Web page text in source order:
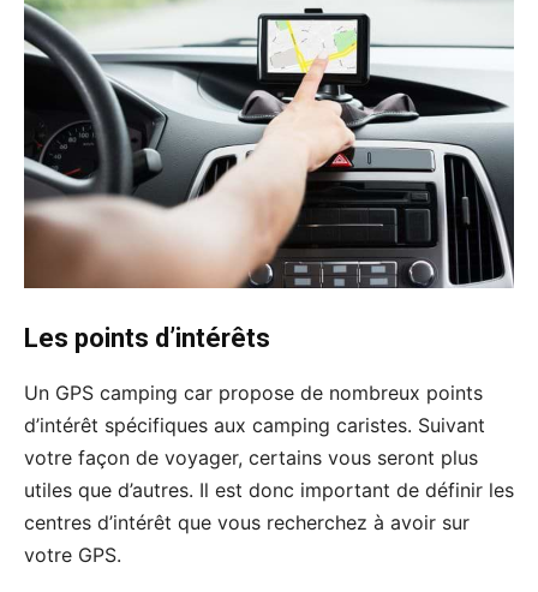
Les points d’intérêts
Un GPS camping car propose de nombreux points
d’intérêt spécifiques aux camping caristes. Suivant
votre façon de voyager, certains vous seront plus
utiles que d’autres. Il est donc important de définir les
centres d’intérêt que vous recherchez à avoir sur
votre GPS.